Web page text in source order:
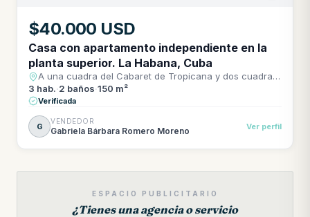
$40.000 USD
Casa con apartamento independiente en la
planta superior. La Habana, Cuba
A una cuadra del Cabaret de Tropicana y dos cuadras
del hospital Pando Ferrer (La Ceguera)
3 hab.·2 baños·150 m²
Verificada
G
VENDEDOR
Gabriela Bárbara Romero Moreno Ver perfil
ESPACIO PUBLICITARIO
¿Tienes una agencia o servicio